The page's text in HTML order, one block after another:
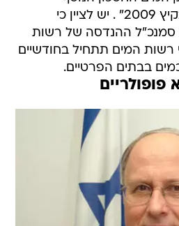
שבהתקנת חסכמים, בקיץ 2009" . יש לציין כי
סמנכ"ל ההנדסה של רשות
רשות המים תתחיל בחודשיים
בבתים הפרטיים.